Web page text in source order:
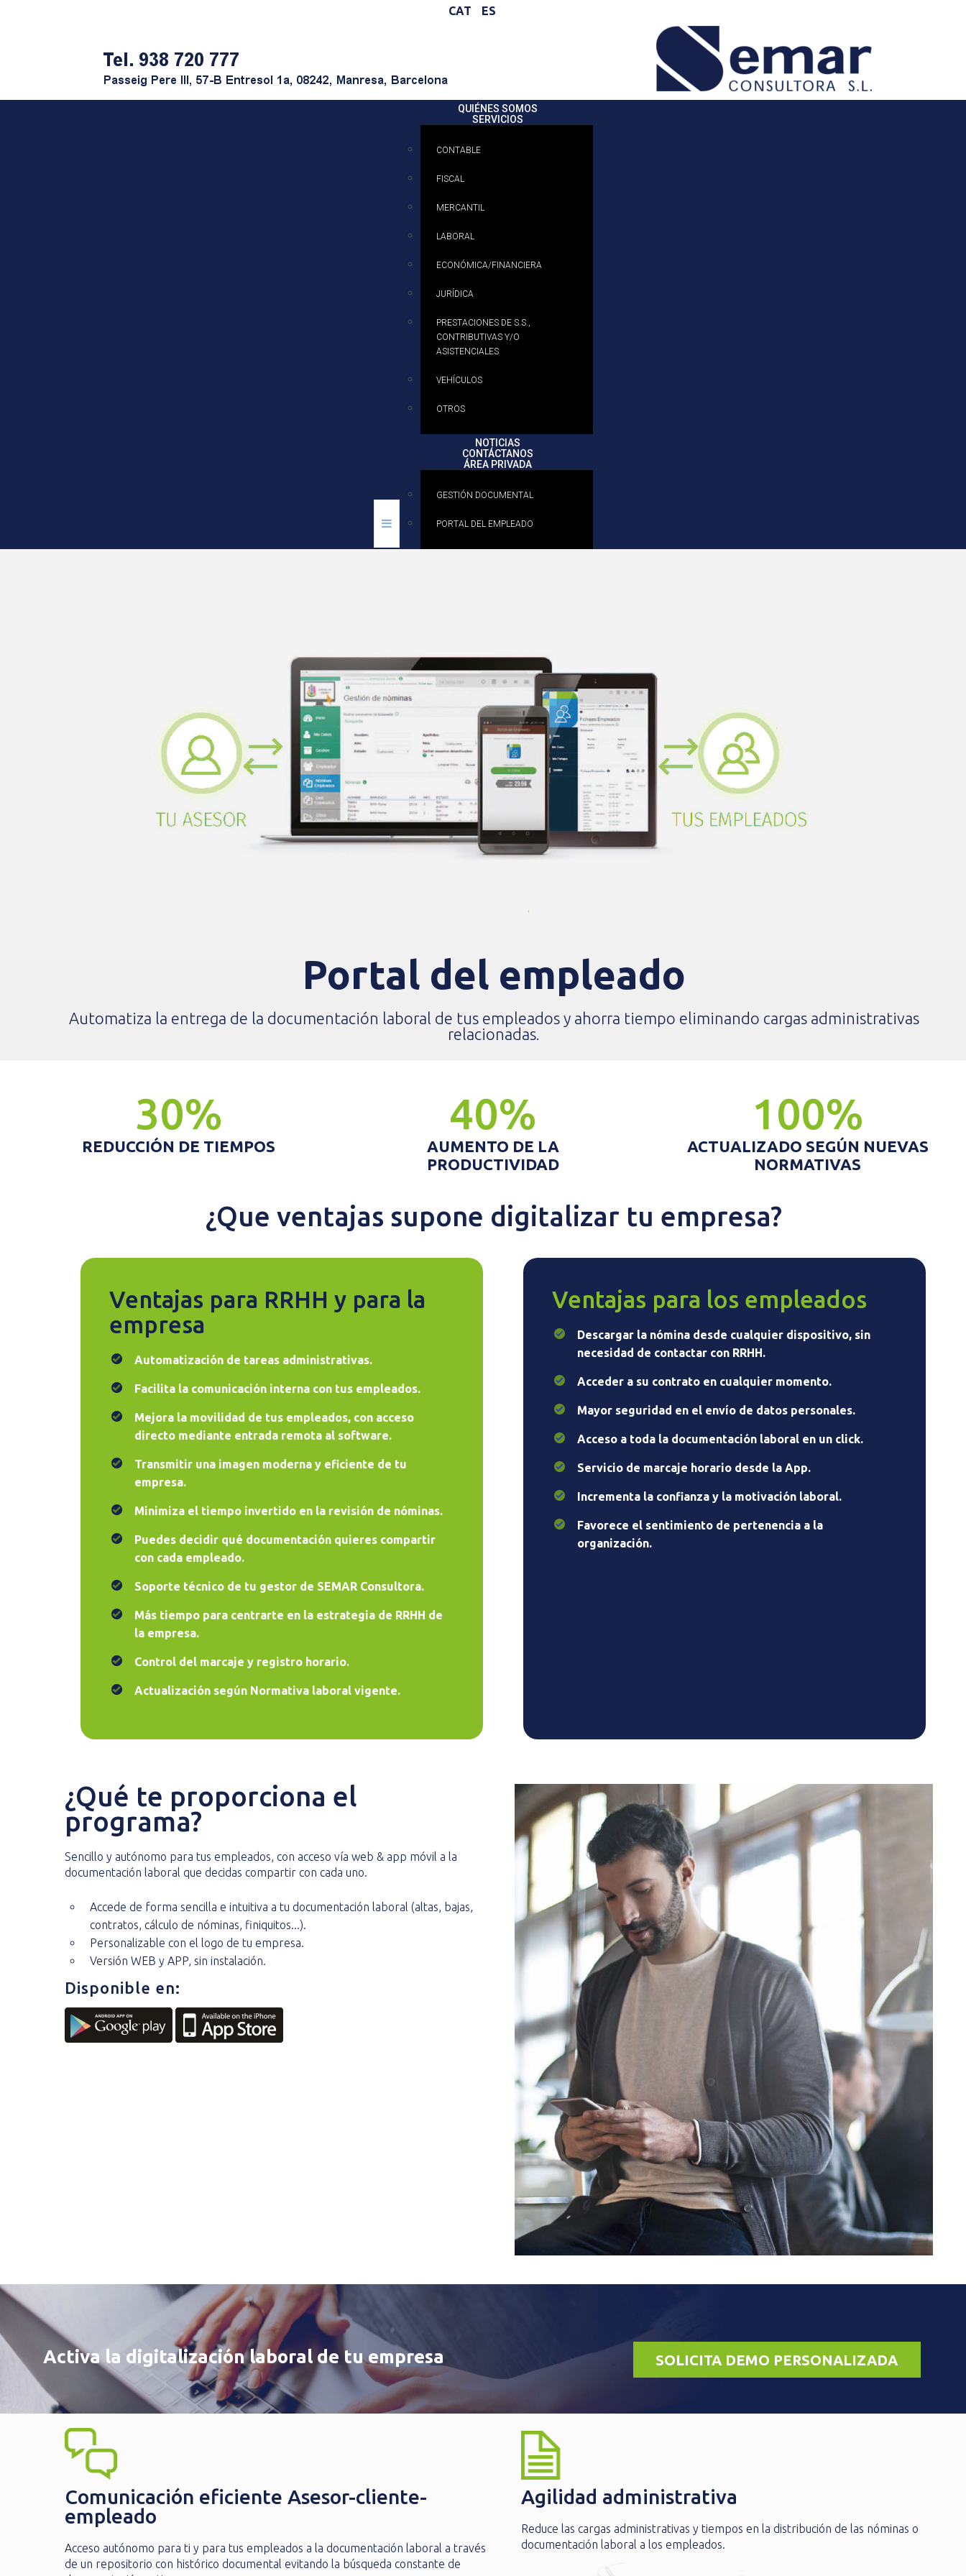
CAT ES
QUIÉNES SOMOS
SERVICIOS
CONTABLE
FISCAL
MERCANTIL
LABORAL
ECONÓMICA/FINANCIERA
JURÍDICA
PRESTACIONES DE S.S.,
CONTRIBUTIVAS Y/O
ASISTENCIALES
VEHÍCULOS
OTROS
NOTICIAS
CONTÁCTANOS
ÁREA PRIVADA
GESTIÓN DOCUMENTAL
PORTAL DEL EMPLEADO
Portal del empleado
Automatiza la entrega de la documentación laboral de tus empleados y ahorra tiempo eliminando cargas administrativas
relacionadas.
30%
REDUCCIÓN DE TIEMPOS
40%
AUMENTO DE LA
PRODUCTIVIDAD
100%
ACTUALIZADO SEGÚN NUEVAS
NORMATIVAS
¿Que ventajas supone digitalizar tu empresa?
Ventajas para RRHH y para la
empresa
Automatización de tareas administrativas.
Facilita la comunicación interna con tus empleados.
Mejora la movilidad de tus empleados, con acceso
directo mediante entrada remota al software.
Transmitir una imagen moderna y eficiente de tu
empresa.
Minimiza el tiempo invertido en la revisión de nóminas.
Puedes decidir qué documentación quieres compartir
con cada empleado.
Soporte técnico de tu gestor de SEMAR Consultora.
Más tiempo para centrarte en la estrategia de RRHH de
la empresa.
Control del marcaje y registro horario.
Actualización según Normativa laboral vigente.
Ventajas para los empleados
Descargar la nómina desde cualquier dispositivo, sin
necesidad de contactar con RRHH.
Acceder a su contrato en cualquier momento.
Mayor seguridad en el envío de datos personales.
Acceso a toda la documentación laboral en un click.
Servicio de marcaje horario desde la App.
Incrementa la confianza y la motivación laboral.
Favorece el sentimiento de pertenencia a la
organización.
¿Qué te proporciona el
programa?
Sencillo y autónomo para tus empleados, con acceso vía web & app móvil a la
documentación laboral que decidas compartir con cada uno.
Accede de forma sencilla e intuitiva a tu documentación laboral (altas, bajas,
contratos, cálculo de nóminas, finiquitos...).
Personalizable con el logo de tu empresa.
Versión WEB y APP, sin instalación.
Disponible en:
Activa la digitalización laboral de tu empresa SOLICITA DEMO PERSONALIZADA
Comunicación eficiente Asesor-cliente-
empleado
Acceso autónomo para ti y para tus empleados a la documentación laboral a través
de un repositorio con histórico documental evitando la búsqueda constante de
Agilidad administrativa
Reduce las cargas administrativas y tiempos en la distribución de las nóminas o
documentación laboral a los empleados.